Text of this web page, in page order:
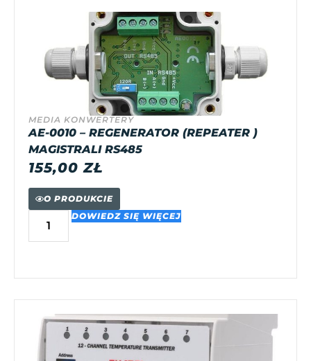
MEDIA KONWERTERY
AE-0010 – REGENERATOR (REPEATER )
MAGISTRALI RS485
155,00ZŁ
O PRODUKCIE
DOWIEDZ SIĘ WIĘCEJ